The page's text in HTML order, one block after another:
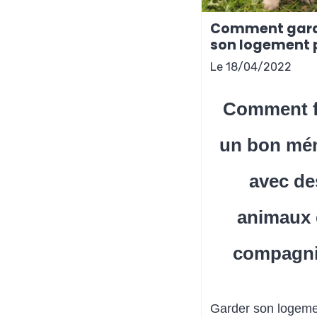
Comment
son logement
avec des
compagnie?
Le 18/04/2022
Comment
un bon
avec
animaux
Garder son